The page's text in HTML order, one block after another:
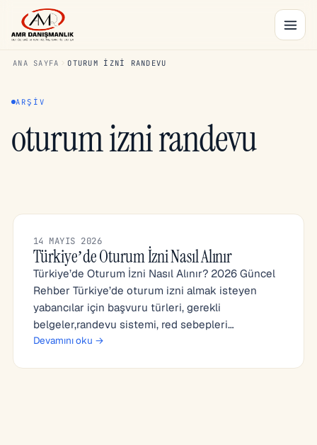
ANA SAYFA OTURUM IZNI RANDEVU
ARŞIV
oturum izni randevu
14 MAYIS 2026
Türkiye’de Oturum İzni Nasıl Alınır
Türkiye’de Oturum İzni Nasıl Alınır? 2026 Güncel
Rehber Türkiye’de oturum izni almak isteyen
yabancılar için başvuru türleri, gerekli
belgeler,randevu sistemi, red sebepleri…
Devamını oku →